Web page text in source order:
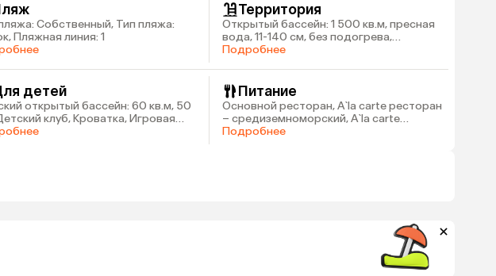
Собственный, Тип пляжа:
Пляжная линия: 1
Территория
Открытый бассейн: 1 500 кв.м, пресная
вода, 11-140 см, без подогрева,
Открытый бассейн: 350 кв.м, пресная
детей, Крытый бассейн: 210 кв.м, 140-
160 см, подогрев в зимний сезон
Подробнее
детей
открытый бассейн: 60 кв.м, 50
клуб, Кроватка, Игровая
Питание
Основной ресторан, A`la carte ресторан
– средиземноморский, A`la carte
ресторан – итальянский, 6 баров
Подробнее